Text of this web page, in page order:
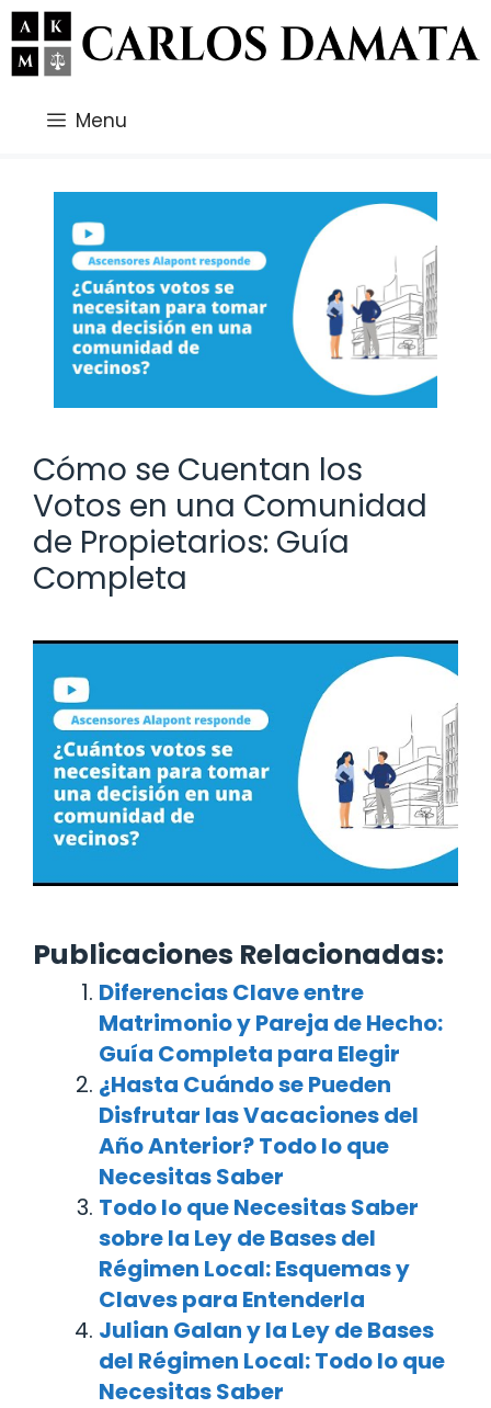
Saltar
al
contenido
Menu
Cómo se Cuentan los
Votos en una Comunidad
de Propietarios: Guía
Completa
Publicaciones Relacionadas:
Diferencias Clave entre
Matrimonio y Pareja de Hecho:
Guía Completa para Elegir
¿Hasta Cuándo se Pueden
Disfrutar las Vacaciones del
Año Anterior? Todo lo que
Necesitas Saber
Todo lo que Necesitas Saber
sobre la Ley de Bases del
Régimen Local: Esquemas y
Claves para Entenderla
Julian Galan y la Ley de Bases
del Régimen Local: Todo lo que
Necesitas Saber